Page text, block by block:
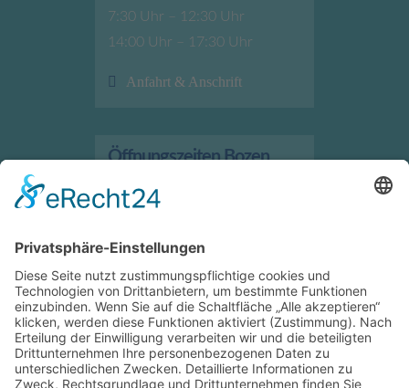
7:30 Uhr – 12:30 Uhr
14:00 Uhr – 17:30 Uhr
Anfahrt & Anschrift
Öffnungszeiten Bozen
Verkauf/Geschäft
7:30 Uhr – 12:00 Uhr
Anfahrt & Anschrift
Öffnungszeiten Bruneck